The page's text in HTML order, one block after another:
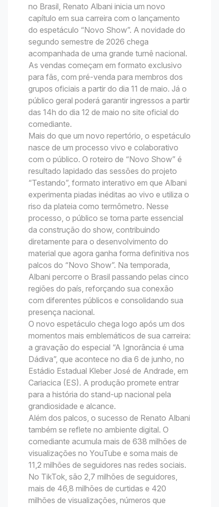
no Brasil, Renato Albani inicia um novo
capítulo em sua carreira com o lançamento
do espetáculo “Novo Show”. A novidade do
segundo semestre de 2026 chega
acompanhada de uma grande turnê nacional.
As vendas começam em formato exclusivo
para fãs, com pré-venda para membros dos
grupos oficiais a partir do dia 11 de maio. Já o
público geral poderá garantir ingressos a partir
das 14h do dia 12 de maio no site oficial do
comediante.
Mais do que um novo repertório, o espetáculo
nasce de um processo vivo e colaborativo
com o público. O roteiro de “Novo Show” é
resultado lapidado das sessões do projeto
“Testando”, formato interativo em que Albani
experimenta piadas inéditas ao vivo e utiliza o
riso da plateia como termômetro. Nesse
processo, o público se torna parte essencial
da construção do show, contribuindo
diretamente para o desenvolvimento do
material que agora ganha forma definitiva nos
palcos do “Novo Show”. Na temporada,
Albani percorre o Brasil passando pelas cinco
regiões do país, reforçando sua conexão
com diferentes públicos e consolidando sua
presença nacional.
O novo espetáculo chega logo após um dos
momentos mais emblemáticos de sua carreira:
a gravação do especial “A Ignorância é uma
Dádiva”, que acontece no dia 6 de junho, no
Estádio Estadual Kleber José de Andrade, em
Cariacica (ES). A produção promete entrar
para a história do stand-up nacional pela
grandiosidade e alcance.
Além dos palcos, o sucesso de Renato Albani
também se reflete no ambiente digital. O
comediante acumula mais de 638 milhões de
visualizações no YouTube e soma mais de
11,2 milhões de seguidores nas redes sociais.
No TikTok, são 2,7 milhões de seguidores,
mais de 46,8 milhões de curtidas e 420
milhões de visualizações, números que